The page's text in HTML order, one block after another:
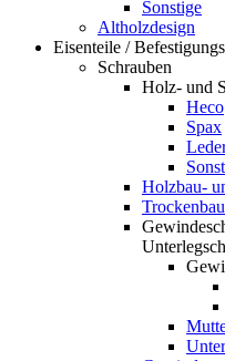
Sonstige
Altholzdesign
Eisenteile /
Schrauben
Holz- und
Heco
Spax
Holzbau-